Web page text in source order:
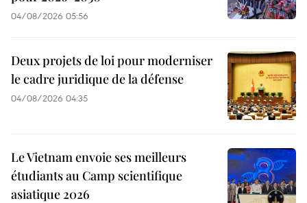
04/08/2026 05:56
Deux projets de loi pour moderniser
le cadre juridique de la défense
04/08/2026 04:35
Le Vietnam envoie ses meilleurs
étudiants au Camp scientifique
asiatique 2026